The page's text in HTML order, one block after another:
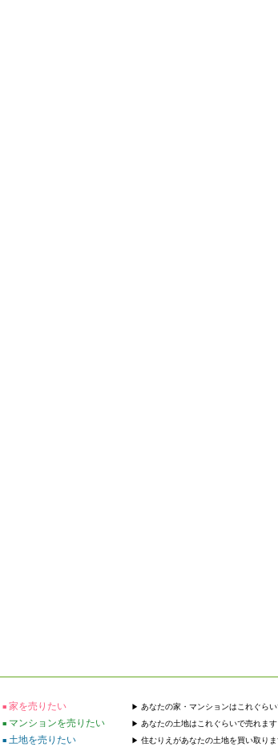
家を売りたい
マンションを売りたい
土地を売りたい
あなたの家・マンションはこれぐらい
あなたの土地はこれぐらいで売れます
住むりえがあなたの土地を買い取り